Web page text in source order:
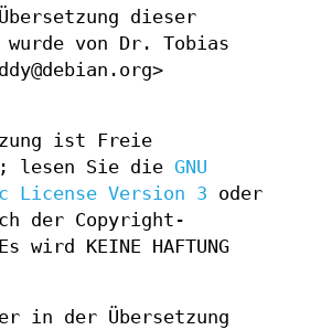
dieser
wurde von Dr. Tobias
ist Freie
lesen Sie die GNU
License Version 3 oder
der Copyright-
wird KEINE HAFTUNG
in der Übersetzung